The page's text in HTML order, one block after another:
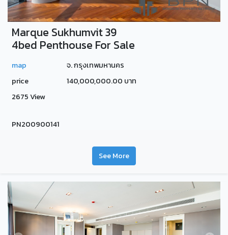
Marque Sukhumvit 39
4bed Penthouse For Sale
map
จ. กรุงเทพมหานคร
price
140,000,000.00 บาท
2675 View
PN200900141
See More